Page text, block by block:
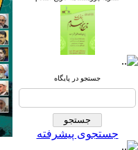
جستجو در پایگاه
جستجوی پیشرفته